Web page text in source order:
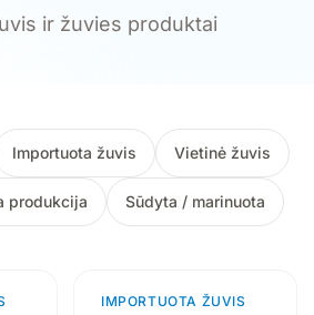
ir žuvies produktai
Importuota žuvis Vietinė žuvis
produkcija Sūdyta / marinuota
4 produktai
IMPORTUOTA ŽUVIS